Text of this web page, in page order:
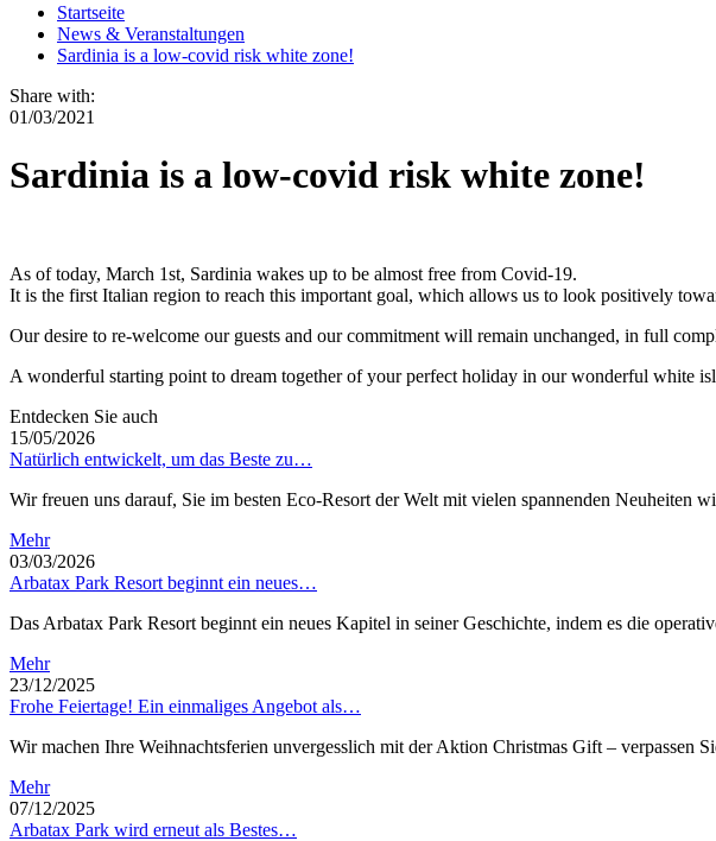
Startseite
News & Veranstaltungen
Sardinia is a low-covid risk white zone!
Share with:
01/03/2021
Sardinia is a low-covid risk white zone!
As of today, March 1st, Sardinia wakes up to be almost free from Covid-19.
It is the first Italian region to reach this important goal, which allows us to look positively
Our desire to re-welcome our guests and our commitment will remain unchanged, in full
A wonderful starting point to dream together of your perfect holiday in our wonderful white
Entdecken Sie auch
15/05/2026
Natürlich entwickelt, um das Beste zu…
Wir freuen uns darauf, Sie im besten Eco-Resort der Welt mit vielen spannenden Neuheiten
Mehr
03/03/2026
Arbatax Park Resort beginnt ein neues…
Das Arbatax Park Resort beginnt ein neues Kapitel in seiner Geschichte, indem es die
Mehr
23/12/2025
Frohe Feiertage! Ein einmaliges Angebot als…
Wir machen Ihre Weihnachtsferien unvergesslich mit der Aktion Christmas Gift – verpassen
Mehr
07/12/2025
Arbatax Park wird erneut als Bestes…